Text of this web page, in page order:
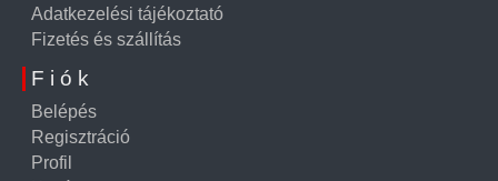
Adatkezelési tájékoztató
Fizetés és szállítás
Fiók
Belépés
Regisztráció
Profil